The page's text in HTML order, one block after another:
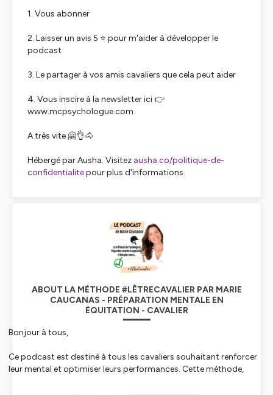
1. Vous abonner
2. Laisser un avis 5 ⭐ pour m'aider à développer le
podcast
3. Le partager à vos amis cavaliers que cela peut aider
4. Vous inscire à la newsletter ici 👉
www.mcpsychologue.com
A très vite 🤗👌🐴
Hébergé par Ausha. Visitez ausha.co/politique-de-
confidentialitepour plus d'informations.
ABOUT LA MÉTHODE #LÊTRECAVALIER PAR MARIE
CAUCANAS - PRÉPARATION MENTALE EN
ÉQUITATION - CAVALIER
Bonjour à tous,
Ce podcast est destiné à tous les cavaliers souhaitant renforcer
leur mental et optimiser leurs performances. Cette méthode,